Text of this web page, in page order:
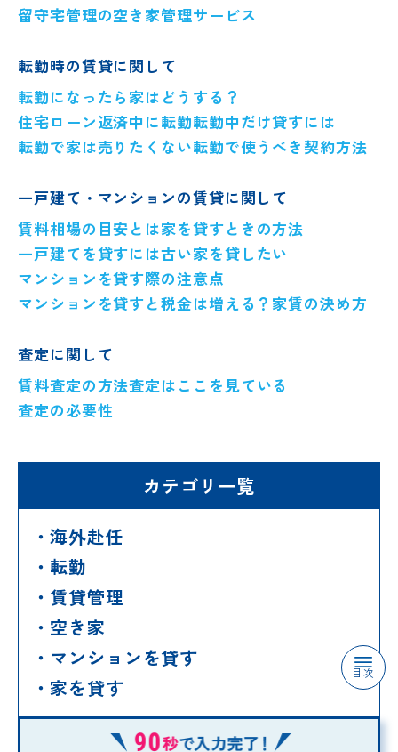
留守宅管理の空き家管理サービス
転勤時の賃貸に関して
転勤になったら家はどうする？
住宅ローン返済中に転勤転勤中だけ貸すには
転勤で家は売りたくない転勤で使うべき契約方法
一戸建て・マンションの賃貸に関して
賃料相場の目安とは家を貸すときの方法
一戸建てを貸すには古い家を貸したい
マンションを貸す際の注意点
マンションを貸すと税金は増える？ 家賃の決め方
査定に関して
賃料査定の方法査定はここを見ている
査定の必要性
カテゴリ一覧
海外赴任
転勤
賃貸管理
空き家
マンションを貸す
家を貸す
目次